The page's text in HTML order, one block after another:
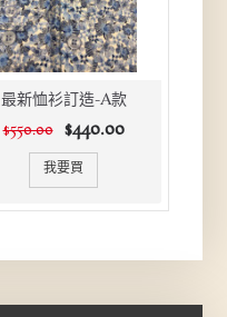
最新恤衫訂造-A款
$550.00 $440.00
我要買